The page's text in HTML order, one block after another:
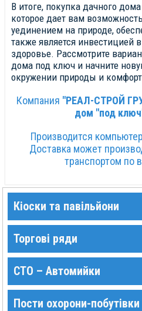
В итоге, покупка дачного
которое дает вам
уединением на природе,
также является инвестицией
здоровье. Рассмотрите
дома под ключ и начните
окружении природы и
Компания "РЕАЛ-СТРОЙ
дом "под
Производится
Доставка может
транспортом по
Кіоски та павільйони
Торгові ряди
СТО – Автомийки
Пости охорони-побутівки